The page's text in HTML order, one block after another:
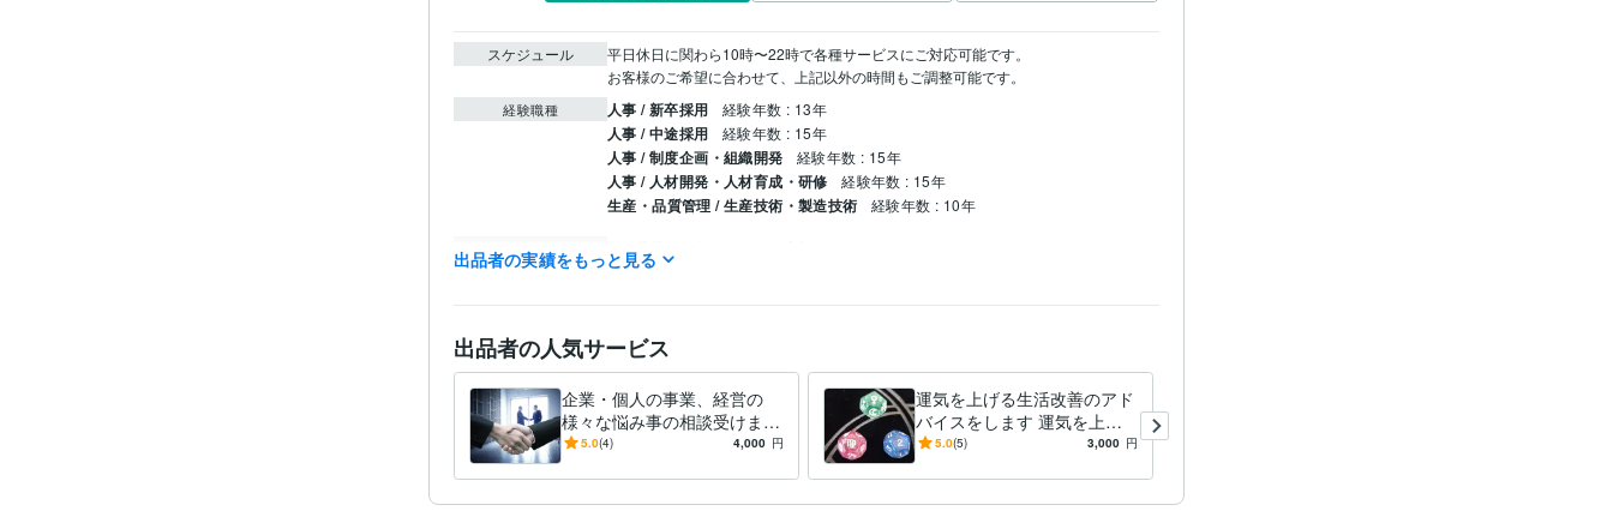
スケジュール
平日休日に関わら10時〜22時で各種サービスにご対応可能です。
お客様のご希望に合わせて、上記以外の時間もご調整可能です。
経験職種 人事 / 新卒採用 経験年数 : 13年
人事 / 中途採用 経験年数 : 15年
人事 / 制度企画・組織開発 経験年数 : 15年
人事 / 人材開発・人材育成・研修 経験年数 : 15年
生産・品質管理 / 生産技術・製造技術 経験年数 : 10年
得意分野 学習指導・資格・キャリア相談
仕事・人生の悩み
学歴 名古屋工業大学
出品者の実績をもっと見る
出品者の人気サービス
企業・個人の事業、経営の
様々な悩み事の相談受けます
コンサルタントとしてあなた
5.0(4) 4,000 円
運気を上げる生活改善のアド
バイスをします 運気を上げ
るために必要な意識・行動を
5.0(5) 3,000 円